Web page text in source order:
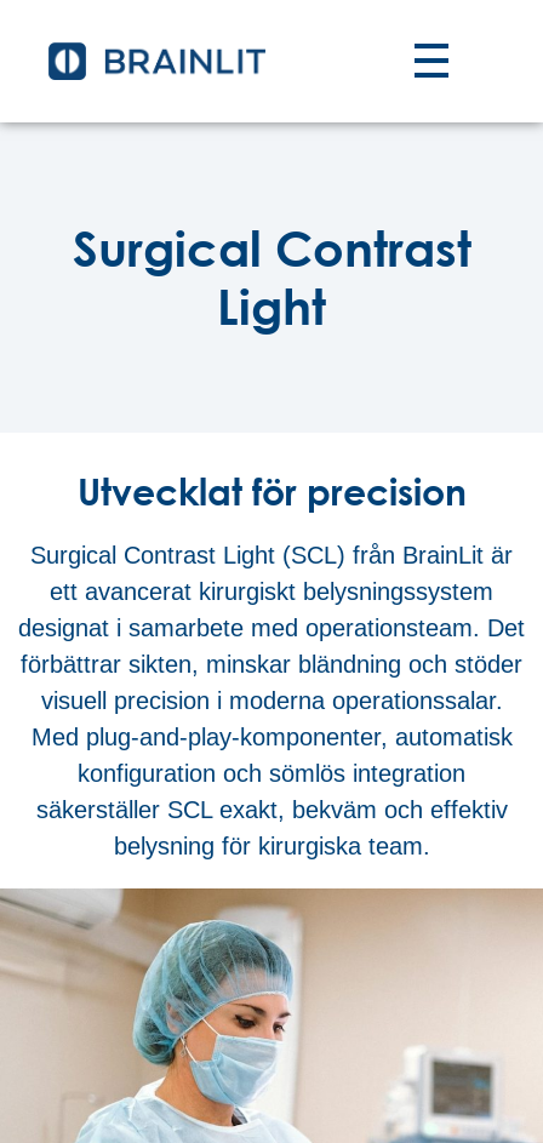
Surgical Contrast
Light
Utvecklat för precision
Surgical Contrast Light (SCL) från BrainLit är
ett avancerat kirurgiskt belysningssystem
designat i samarbete med operationsteam. Det
förbättrar sikten, minskar bländning och stöder
visuell precision i moderna operationssalar.
Med plug-and-play-komponenter, automatisk
konfiguration och sömlös integration
säkerställer SCL exakt, bekväm och effektiv
belysning för kirurgiska team.